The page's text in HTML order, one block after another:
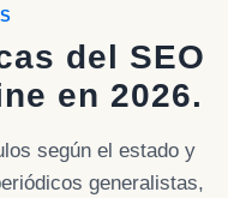
del SEO
en 2026.
según el estado y
generalistas,